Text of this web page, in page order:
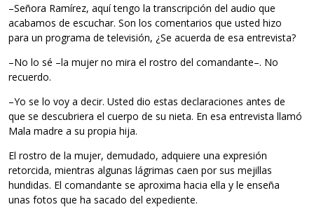
–Señora Ramírez, aquí tengo la transcripción del audio que
acabamos de escuchar. Son los comentarios que usted hizo
para un programa de televisión, ¿Se acuerda de esa entrevista?
–No lo sé –la mujer no mira el rostro del comandante–. No
recuerdo.
–Yo se lo voy a decir. Usted dio estas declaraciones antes de
que se descubriera el cuerpo de su nieta. En esa entrevista llamó
Mala madre a su propia hija.
El rostro de la mujer, demudado, adquiere una expresión
retorcida, mientras algunas lágrimas caen por sus mejillas
hundidas. El comandante se aproxima hacia ella y le enseña
unas fotos que ha sacado del expediente.